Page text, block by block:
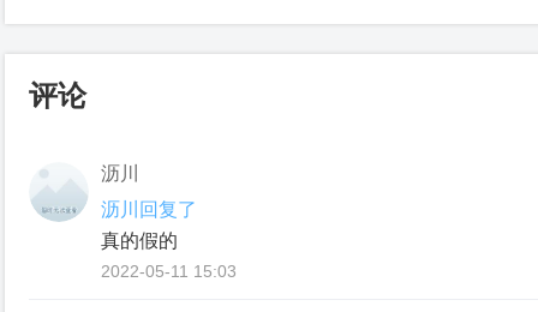
评论
沥川
沥川回复了
真的假的
2022-05-11 15:03